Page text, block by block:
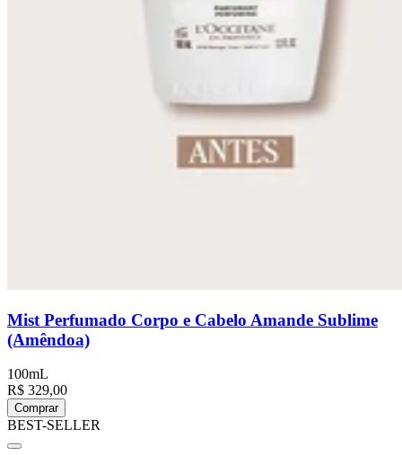
Mist Perfumado Corpo e Cabelo Amande Sublime
(Amêndoa)
100mL
R$ 329,00
Comprar
BEST-SELLER